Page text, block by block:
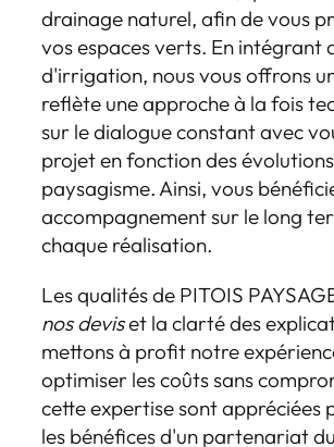
drainage naturel, afin de vous
vos espaces verts. En intégrant
d'irrigation, nous vous offrons
reflète une approche à la fois
sur le dialogue constant avec
projet en fonction des
paysagisme. Ainsi, vous
accompagnement sur le long
chaque réalisation.
Les qualités de PITOIS
nos deviset la clarté des
mettons à profit notre
optimiser les coûts sans
cette expertise sont appréciées
les bénéfices d'un partenariat